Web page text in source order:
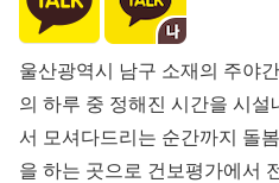
울산광역시 남구 소재의 주야
의 하루 중 정해진 시간을 시
서 모셔다드리는 순간까지 돌
을 하는 곳으로 건보평가에서